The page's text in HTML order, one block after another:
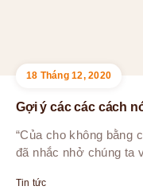
18 Tháng 12, 2020
Gợi ý các các cách
“Của cho không bằng
đã nhắc nhở chúng ta
Tin tức